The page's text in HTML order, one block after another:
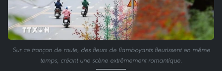
Sur ce tronçon de route, des fleurs de flamboyants fleurissent en même
temps, créant une scène extrêmement romantique.